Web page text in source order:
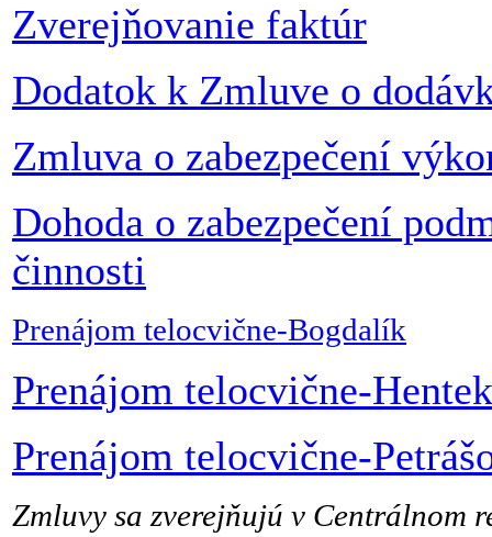
Zverejňovanie faktúr
Dodatok k Zmluve o
Zmluva o zabezpečení
Dohoda o zabezpečení
činnosti
Prenájom telocvične-Bogdalík
Prenájom telocvične-
Prenájom telocvične-
Zmluvy sa zverejňujú v Centrálnom